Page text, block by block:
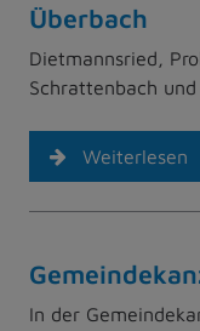
Überbach
Dietmannsried,
Schrattenbach
Weiterlesen
In der